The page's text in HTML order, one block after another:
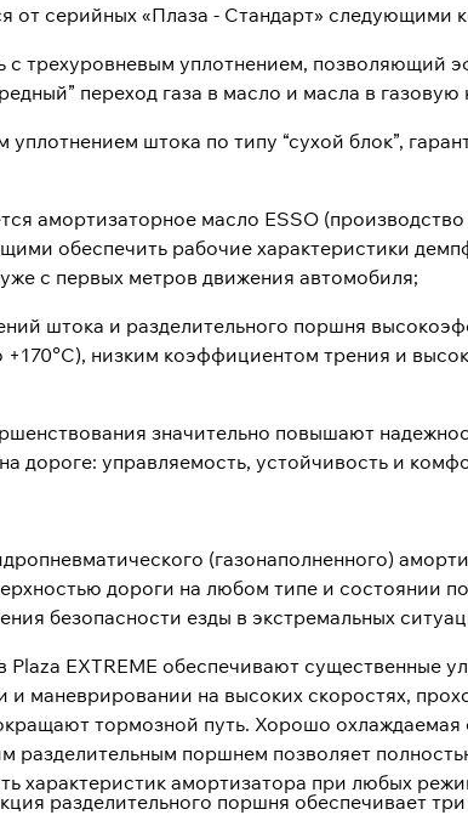
от серийных «Плаза - Стандарт» следующими
трехуровневым уплотнением, позволяющий
переход газа в масло и масла в газовую
штока по типу “сухой блок”,
амортизаторное масло ESSO
обеспечить рабочие характеристики
с первых метров движения автомобиля;
штока и разделительного поршня
низким коэффициентом трения и
значительно повышают
дороге: управляемость, устойчивость и
(газонаполненного)
дороги на любом типе и состоянии
безопасности езды в экстремальных
Plaza EXTREME обеспечивают существенные
маневрировании на высоких скоростях,
тормозной путь. Хорошо охлаждаемая
разделительным поршнем позволяет
характеристик амортизатора при любых
разделительного поршня обеспечивает